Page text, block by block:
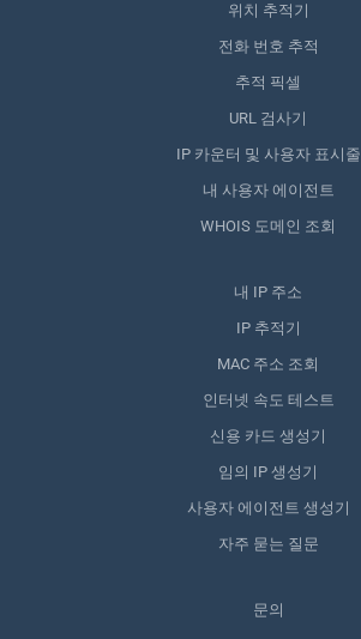
위치 추적기
전화 번호 추적
추적 픽셀
URL 검사기
IP 카운터 및 사용자 표시줄
내 사용자 에이전트
WHOIS 도메인 조회
내 IP 주소
IP 추적기
MAC 주소 조회
인터넷 속도 테스트
신용 카드 생성기
임의 IP 생성기
사용자 에이전트 생성기
자주 묻는 질문
문의